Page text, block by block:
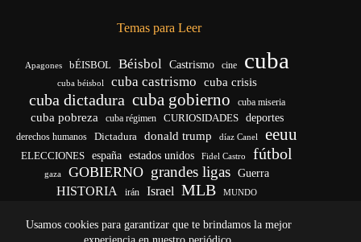
Usamos cookies para garantizar que te brindamos la mejor
Temas para Leer
Apagones bÉISBOL Béisbol Castrismo cine cuba
cuba béisbol cuba castrismo cuba crisis
cuba dictadura cuba gobierno cuba miseria
cuba pobreza cuba régimen CURIOSIDADES deportes
derechos humanos Dictadura donald trump díaz Canel eeuu
ELECCIONES españa estados unidos Fidel Castro fútbol
gaza GOBIERNO grandes ligas Guerra
HISTORIA irán Israel MLB MUNDO
Rusia
régimen cubano Trump Ucrania venezuela vida yankees